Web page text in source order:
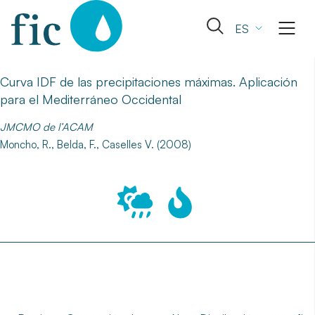
content
Abrir
búsqueda
ES
Curva IDF de las precipitaciones máximas. Aplicación
para el Mediterráneo Occidental
JMCMO de l’ACAM
Moncho, R., Belda, F., Caselles V. (2008)